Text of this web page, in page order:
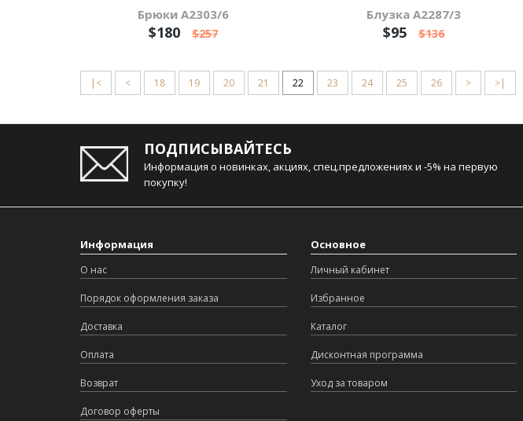
Брюки А2303/6
$180 $257
Блузка А2287/3
$95 $136
|< < 18 19 20 21 22 23 24 25 26 > >|
ПОДПИСЫВАЙТЕСЬ
Информация о новинках, акциях, спец.предложениях и -5% на первую
покупку!
Информация
О нас
Порядок оформления заказа
Доставка
Оплата
Возврат
Договор оферты
Основное
Личный кабинет
Избранное
Каталог
Дисконтная программа
Уход за товаром